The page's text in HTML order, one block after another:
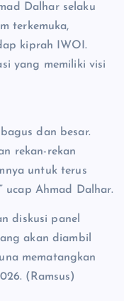
Dalhar selaku
terkemuka,
kiprah IWOI.
yang memiliki visi
dan besar.
rekan-rekan
untuk terus
ucap Ahmad Dalhar.
diskusi panel
akan diambil
mematangkan
(Ramsus)